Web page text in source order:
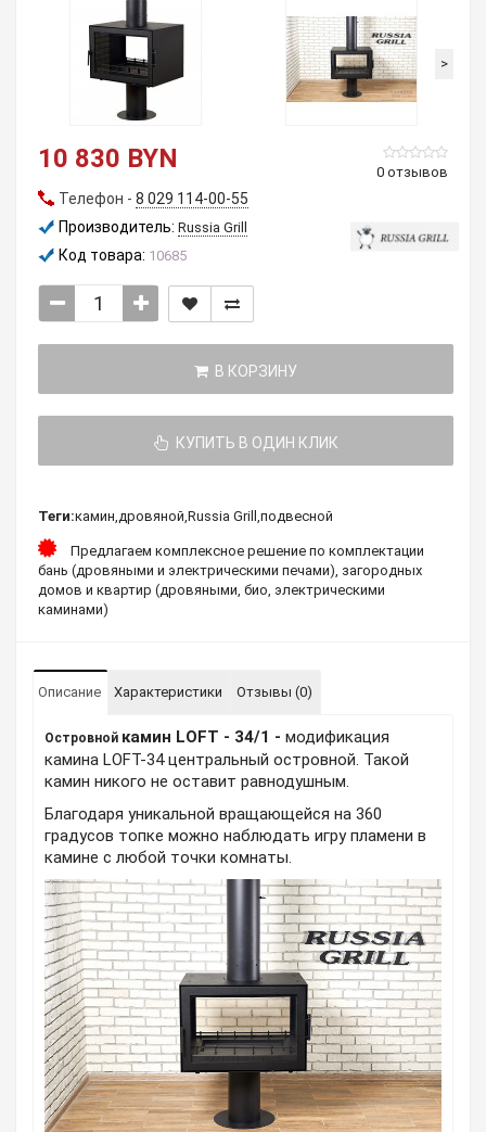
>
0 отзывов
10 830 BYN
Телефон - 8 029 114-00-55
Производитель: Russia Grill
Код товара: 10685
В КОРЗИНУ
КУПИТЬ В ОДИН КЛИК
Теги:камин,дровяной,Russia Grill ,подвесной
Предлагаем комплексное решение по комплектации
бань (дровяными и электрическими печами), загородных
домов и квартир (дровяными, био, электрическими
каминами)
Описание Характеристики Отзывы (0)
Островной камин LOFT - 34/1 - модификация
камина LOFT-34 центральный островной. Такой
камин никого не оставит равнодушным.
Благодаря уникальной вращающейся на 360
градусов топке можно наблюдать игру пламени в
камине с любой точки комнаты.